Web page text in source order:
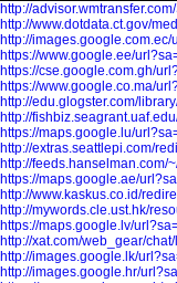
http://
http://www.dotdata.ct.gov/
http://
https://www.google.ee/
https://cse.google.com.gh/
https://www.google.co.ma/
http://edu.glogster.com/
http://
https://maps.google.lu/
http://extras.seattlepi.com/
http://feeds.hanselman.com/
https://maps.google.ae/
http://www.kaskus.co.id/
http://mywords.cle.ust.hk/
https://maps.google.lv/
http://xat.com/web_gear/
http://images.google.lk/
http://images.google.hr/